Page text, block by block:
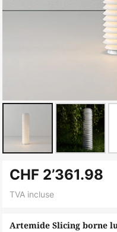
to
the
ofArtemide Slicing borne
CHF 2’361.98
TVA incluse